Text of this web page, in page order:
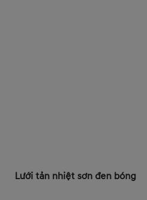
Lưới tản nhiệt sơn đen bóng